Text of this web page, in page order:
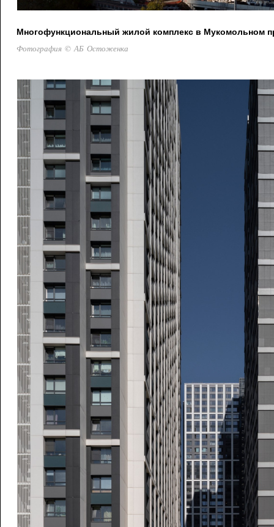
Многофункциональный жилой комплекс в Мукомольном
Фотография © АБ Остоженка